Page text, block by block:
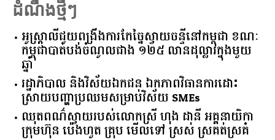
ដំណឹងថ្មីៗ
អូស្ត្រាលី​ជួយ​ពង្រឹង​ការ​កែច្នៃ​ស្វាយចន្ទី​នៅ​កម្ពុជា​ ​ខណៈ​
កម្ពុជា​បាត់បង់​ចំណូល​ជាង​ ​១២៥​ ​លាន​ដុល្លារ​ក្នុង​មួយ​
ឆ្នាំ​
រដ្ឋាភិបាល​ ​និង​វិស័យ​ឯកជន ​ឯកភាព​វិធានការ​ដោះ
ស្រាយ​បញ្ហា​ប្រឈម​​សម្រាប់​វិស័យ​ ​SMEs​
ឈុតពណ៌ស្វាយរបស់លោកស្រី ហុង ដានី អគ្គ​នាយិកា​
ក្រុមហ៊ុន ប៉េងហួត គ្រុប មើលទៅ ស្រស់ ស្រគត់ស្រគំ